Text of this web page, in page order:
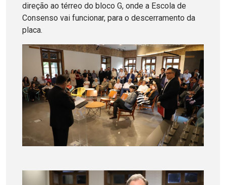
direção ao térreo do bloco G, onde a Escola de
Consenso vai funcionar, para o descerramento da
placa.